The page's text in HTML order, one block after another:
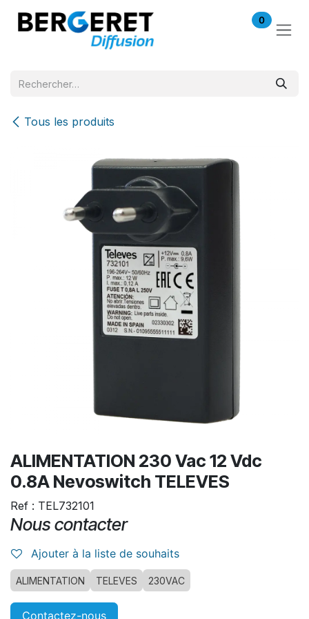
Se rendre au contenu
0
Tous les produits
ALIMENTATION 230 Vac 12 Vdc
0.8A Nevoswitch TELEVES
Ref : TEL732101
Nous contacter
Ajouter à la liste de souhaits
ALIMENTATION TELEVES 230VAC
Contactez-nous